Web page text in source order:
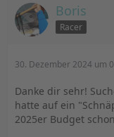
Boris
Racer
30. Dezember 2024 um
Danke dir sehr!
hatte auf ein
2025er Budget